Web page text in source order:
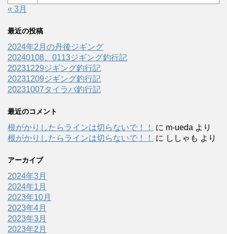
« 3月
最近の投稿
2024年2月の丹後ジギング
20240108、0113ジギング釣行記
20231229ジギング釣行記
20231209ジギング釣行記
20231007タイラバ釣行記
最近のコメント
根がかりしたらラインは切らないで！！ に m-ueda より
根がかりしたらラインは切らないで！！
に ししゃも より
アーカイブ
2024年3月
2024年1月
2023年10月
2023年4月
2023年3月
2023年2月